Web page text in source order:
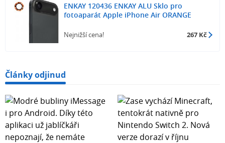
ENKAY 120436 ENKAY ALU Sklo pro
fotoaparát Apple iPhone Air ORANGE
Nejnižší cena! 267 Kč
Články odjinud